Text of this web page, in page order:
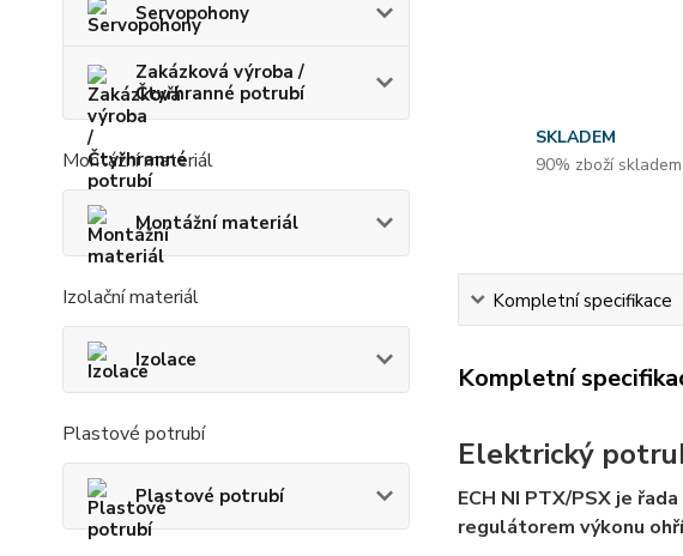
Servopohony
Zakázková výroba /
Čtyřhranné potrubí
Montážní materiál
Montážní materiál
Izolační materiál
Izolace
Plastové potrubí
Plastové potrubí
SKLADEM
90% zboží skladem
Kompletní specifikace
Kompletní
Elektrický
ECH NI PTX/PSX je
regulátorem výkonu